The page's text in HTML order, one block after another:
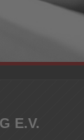
E.V.